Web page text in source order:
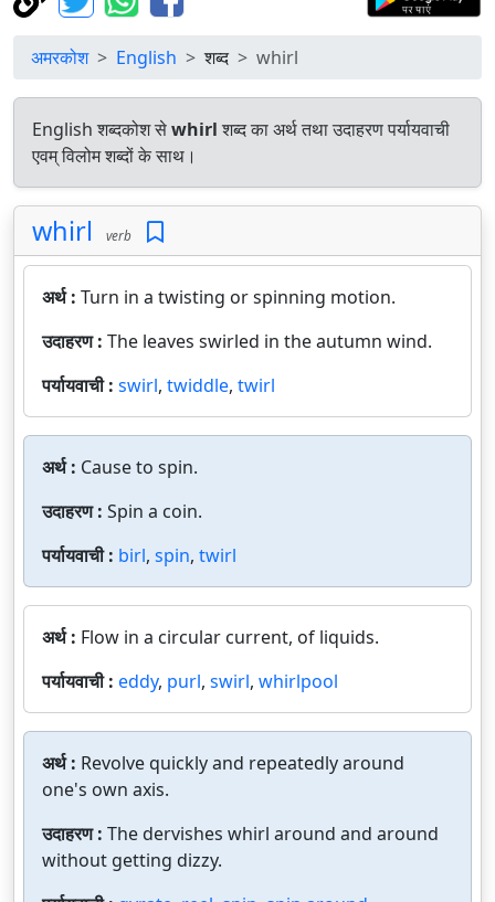
अमरकोश English शब्द whirl
English शब्दकोश सेwhirlशब्द का अर्थ तथा उदाहरण पर्यायवाची
एवम् विलोम शब्दों के साथ।
whirl verb
अर्थ : Turn in a twisting or spinning motion.
उदाहरण : The leaves swirled in the autumn wind.
पर्यायवाची : swirl, twiddle, twirl
अर्थ : Cause to spin.
उदाहरण : Spin a coin.
पर्यायवाची : birl, spin, twirl
अर्थ : Flow in a circular current, of liquids.
पर्यायवाची : eddy, purl, swirl, whirlpool
अर्थ : Revolve quickly and repeatedly around
one's own axis.
उदाहरण : The dervishes whirl around and around
without getting dizzy.